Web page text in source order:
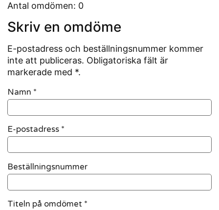
Antal omdömen: 0
Skriv en omdöme
E-postadress och beställningsnummer kommer
inte att publiceras. Obligatoriska fält är
markerade med *.
Namn *
E-postadress *
Beställningsnummer
Titeln på omdömet *